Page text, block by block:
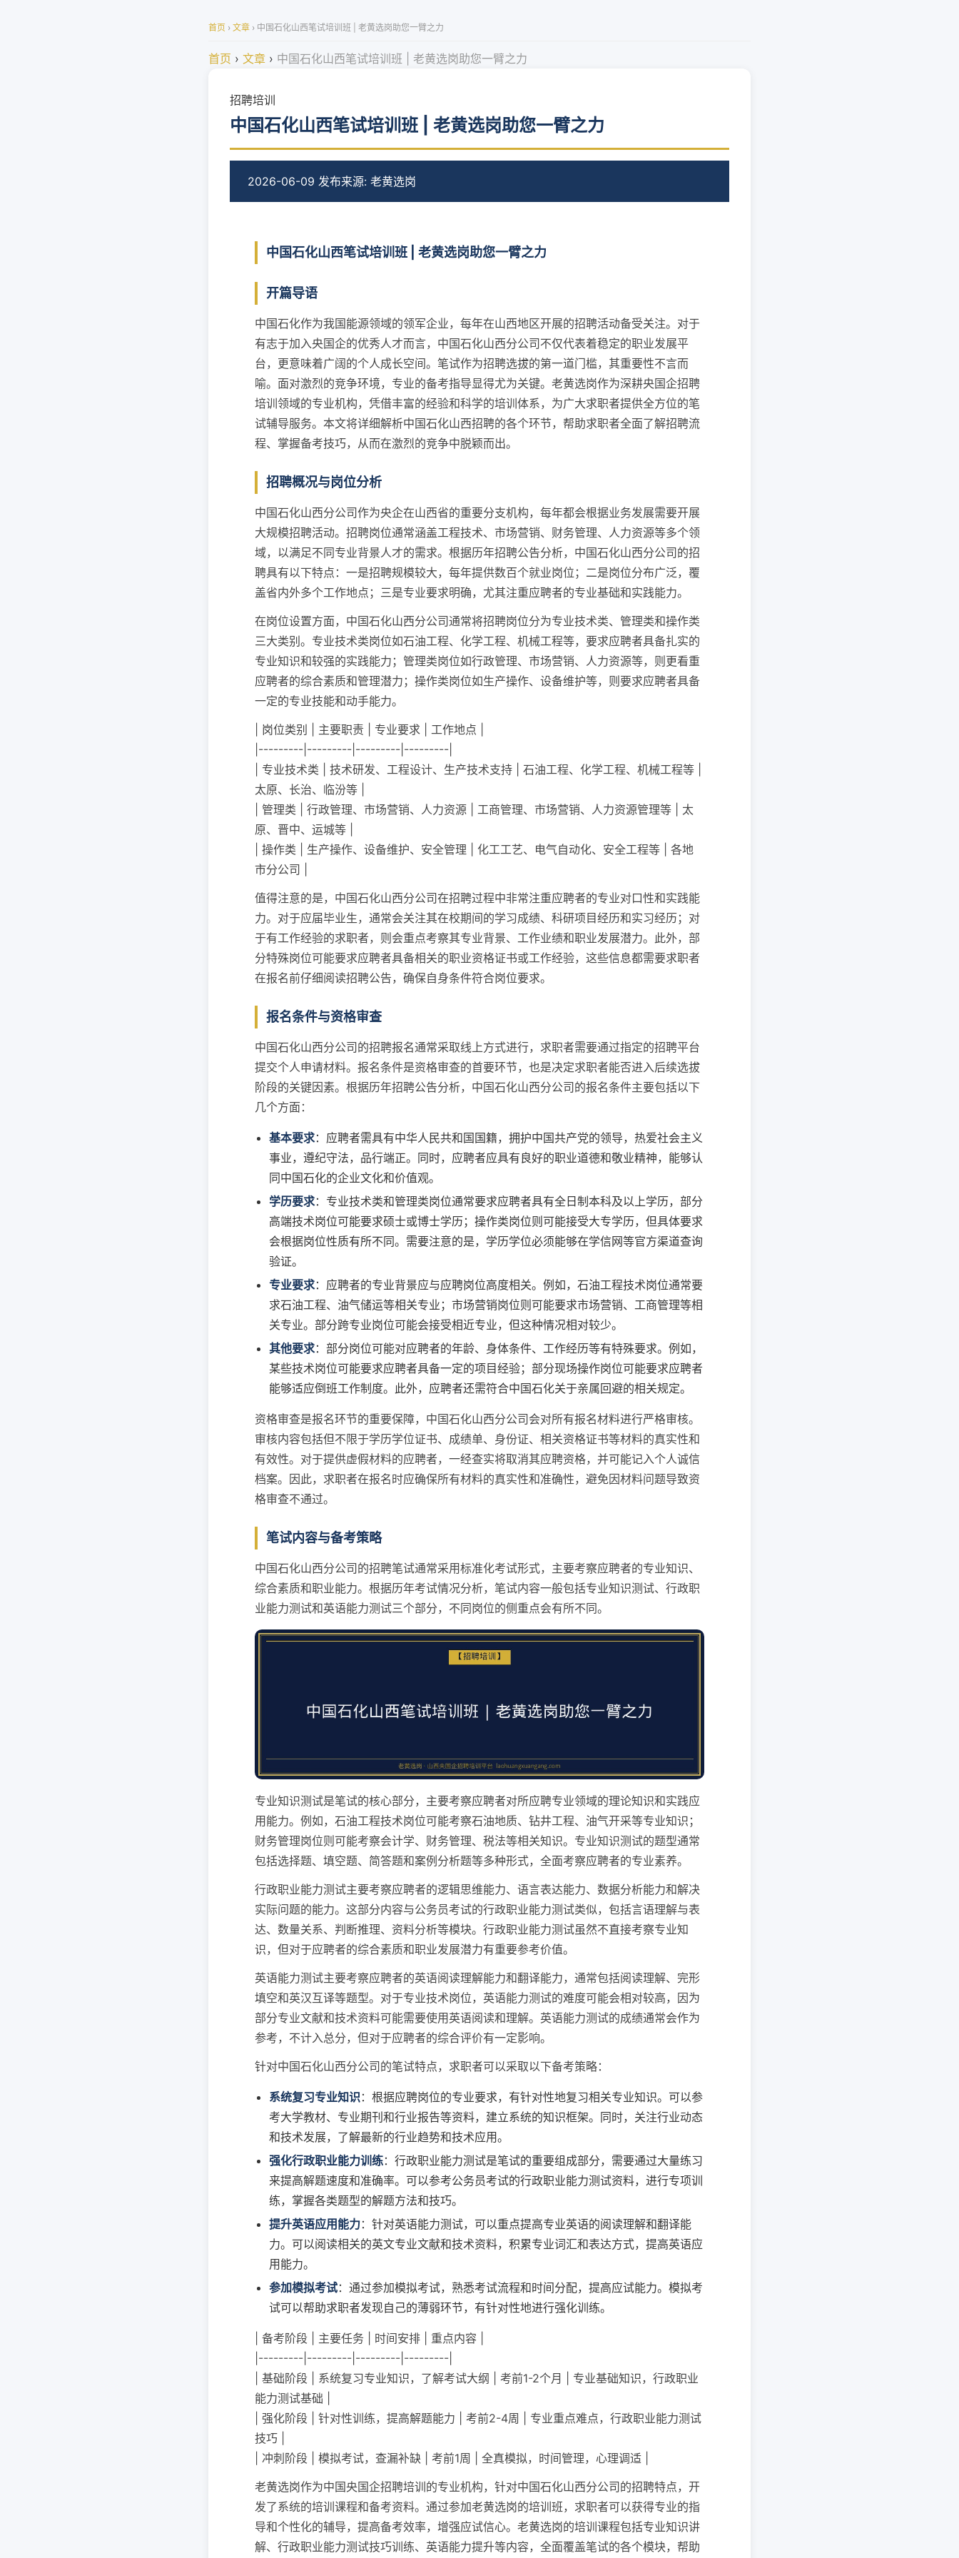
首页 › 文章 › 中国石化山西笔试培训班 | 老黄选岗助您一臂之力
首页 › 文章 › 中国石化山西笔试培训班 | 老黄选岗助您一臂之力
招聘培训
中国石化山西笔试培训班 | 老黄选岗助您一臂之力
2026-06-09 发布来源: 老黄选岗
中国石化山西笔试培训班 | 老黄选岗助您一臂之力
开篇导语
中国石化作为我国能源领域的领军企业，每年在山西地区开展的招聘活动备受关注。对于
有志于加入央国企的优秀人才而言，中国石化山西分公司不仅代表着稳定的职业发展平
台，更意味着广阔的个人成长空间。笔试作为招聘选拔的第一道门槛，其重要性不言而
喻。面对激烈的竞争环境，专业的备考指导显得尤为关键。老黄选岗作为深耕央国企招聘
培训领域的专业机构，凭借丰富的经验和科学的培训体系，为广大求职者提供全方位的笔
试辅导服务。本文将详细解析中国石化山西招聘的各个环节，帮助求职者全面了解招聘流
程、掌握备考技巧，从而在激烈的竞争中脱颖而出。
招聘概况与岗位分析
中国石化山西分公司作为央企在山西省的重要分支机构，每年都会根据业务发展需要开展
大规模招聘活动。招聘岗位通常涵盖工程技术、市场营销、财务管理、人力资源等多个领
域，以满足不同专业背景人才的需求。根据历年招聘公告分析，中国石化山西分公司的招
聘具有以下特点：一是招聘规模较大，每年提供数百个就业岗位；二是岗位分布广泛，覆
盖省内外多个工作地点；三是专业要求明确，尤其注重应聘者的专业基础和实践能力。
在岗位设置方面，中国石化山西分公司通常将招聘岗位分为专业技术类、管理类和操作类
三大类别。专业技术类岗位如石油工程、化学工程、机械工程等，要求应聘者具备扎实的
专业知识和较强的实践能力；管理类岗位如行政管理、市场营销、人力资源等，则更看重
应聘者的综合素质和管理潜力；操作类岗位如生产操作、设备维护等，则要求应聘者具备
一定的专业技能和动手能力。
| 岗位类别 | 主要职责 | 专业要求 | 工作地点 |
|---------|---------|---------|---------|
| 专业技术类 | 技术研发、工程设计、生产技术支持 | 石油工程、化学工程、机械工程等 |
太原、长治、临汾等 |
| 管理类 | 行政管理、市场营销、人力资源 | 工商管理、市场营销、人力资源管理等 | 太
原、晋中、运城等 |
| 操作类 | 生产操作、设备维护、安全管理 | 化工工艺、电气自动化、安全工程等 | 各地
市分公司 |
值得注意的是，中国石化山西分公司在招聘过程中非常注重应聘者的专业对口性和实践能
力。对于应届毕业生，通常会关注其在校期间的学习成绩、科研项目经历和实习经历；对
于有工作经验的求职者，则会重点考察其专业背景、工作业绩和职业发展潜力。此外，部
分特殊岗位可能要求应聘者具备相关的职业资格证书或工作经验，这些信息都需要求职者
在报名前仔细阅读招聘公告，确保自身条件符合岗位要求。
报名条件与资格审查
中国石化山西分公司的招聘报名通常采取线上方式进行，求职者需要通过指定的招聘平台
提交个人申请材料。报名条件是资格审查的首要环节，也是决定求职者能否进入后续选拔
阶段的关键因素。根据历年招聘公告分析，中国石化山西分公司的报名条件主要包括以下
几个方面：
基本要求：应聘者需具有中华人民共和国国籍，拥护中国共产党的领导，热爱社会主义
事业，遵纪守法，品行端正。同时，应聘者应具有良好的职业道德和敬业精神，能够认
同中国石化的企业文化和价值观。
学历要求：专业技术类和管理类岗位通常要求应聘者具有全日制本科及以上学历，部分
高端技术岗位可能要求硕士或博士学历；操作类岗位则可能接受大专学历，但具体要求
会根据岗位性质有所不同。需要注意的是，学历学位必须能够在学信网等官方渠道查询
验证。
专业要求：应聘者的专业背景应与应聘岗位高度相关。例如，石油工程技术岗位通常要
求石油工程、油气储运等相关专业；市场营销岗位则可能要求市场营销、工商管理等相
关专业。部分跨专业岗位可能会接受相近专业，但这种情况相对较少。
其他要求：部分岗位可能对应聘者的年龄、身体条件、工作经历等有特殊要求。例如，
某些技术岗位可能要求应聘者具备一定的项目经验；部分现场操作岗位可能要求应聘者
能够适应倒班工作制度。此外，应聘者还需符合中国石化关于亲属回避的相关规定。
资格审查是报名环节的重要保障，中国石化山西分公司会对所有报名材料进行严格审核。
审核内容包括但不限于学历学位证书、成绩单、身份证、相关资格证书等材料的真实性和
有效性。对于提供虚假材料的应聘者，一经查实将取消其应聘资格，并可能记入个人诚信
档案。因此，求职者在报名时应确保所有材料的真实性和准确性，避免因材料问题导致资
格审查不通过。
笔试内容与备考策略
中国石化山西分公司的招聘笔试通常采用标准化考试形式，主要考察应聘者的专业知识、
综合素质和职业能力。根据历年考试情况分析，笔试内容一般包括专业知识测试、行政职
业能力测试和英语能力测试三个部分，不同岗位的侧重点会有所不同。
专业知识测试是笔试的核心部分，主要考察应聘者对所应聘专业领域的理论知识和实践应
用能力。例如，石油工程技术岗位可能考察石油地质、钻井工程、油气开采等专业知识；
财务管理岗位则可能考察会计学、财务管理、税法等相关知识。专业知识测试的题型通常
包括选择题、填空题、简答题和案例分析题等多种形式，全面考察应聘者的专业素养。
行政职业能力测试主要考察应聘者的逻辑思维能力、语言表达能力、数据分析能力和解决
实际问题的能力。这部分内容与公务员考试的行政职业能力测试类似，包括言语理解与表
达、数量关系、判断推理、资料分析等模块。行政职业能力测试虽然不直接考察专业知
识，但对于应聘者的综合素质和职业发展潜力有重要参考价值。
英语能力测试主要考察应聘者的英语阅读理解能力和翻译能力，通常包括阅读理解、完形
填空和英汉互译等题型。对于专业技术岗位，英语能力测试的难度可能会相对较高，因为
部分专业文献和技术资料可能需要使用英语阅读和理解。英语能力测试的成绩通常会作为
参考，不计入总分，但对于应聘者的综合评价有一定影响。
针对中国石化山西分公司的笔试特点，求职者可以采取以下备考策略：
系统复习专业知识：根据应聘岗位的专业要求，有针对性地复习相关专业知识。可以参
考大学教材、专业期刊和行业报告等资料，建立系统的知识框架。同时，关注行业动态
和技术发展，了解最新的行业趋势和技术应用。
强化行政职业能力训练：行政职业能力测试是笔试的重要组成部分，需要通过大量练习
来提高解题速度和准确率。可以参考公务员考试的行政职业能力测试资料，进行专项训
练，掌握各类题型的解题方法和技巧。
提升英语应用能力：针对英语能力测试，可以重点提高专业英语的阅读理解和翻译能
力。可以阅读相关的英文专业文献和技术资料，积累专业词汇和表达方式，提高英语应
用能力。
参加模拟考试：通过参加模拟考试，熟悉考试流程和时间分配，提高应试能力。模拟考
试可以帮助求职者发现自己的薄弱环节，有针对性地进行强化训练。
| 备考阶段 | 主要任务 | 时间安排 | 重点内容 |
|---------|---------|---------|---------|
| 基础阶段 | 系统复习专业知识，了解考试大纲 | 考前1-2个月 | 专业基础知识，行政职业
能力测试基础 |
| 强化阶段 | 针对性训练，提高解题能力 | 考前2-4周 | 专业重点难点，行政职业能力测试
技巧 |
| 冲刺阶段 | 模拟考试，查漏补缺 | 考前1周 | 全真模拟，时间管理，心理调适 |
老黄选岗作为中国央国企招聘培训的专业机构，针对中国石化山西分公司的招聘特点，开
发了系统的培训课程和备考资料。通过参加老黄选岗的培训班，求职者可以获得专业的指
导和个性化的辅导，提高备考效率，增强应试信心。老黄选岗的培训课程包括专业知识讲
解、行政职业能力测试技巧训练、英语能力提升等内容，全面覆盖笔试的各个模块，帮助